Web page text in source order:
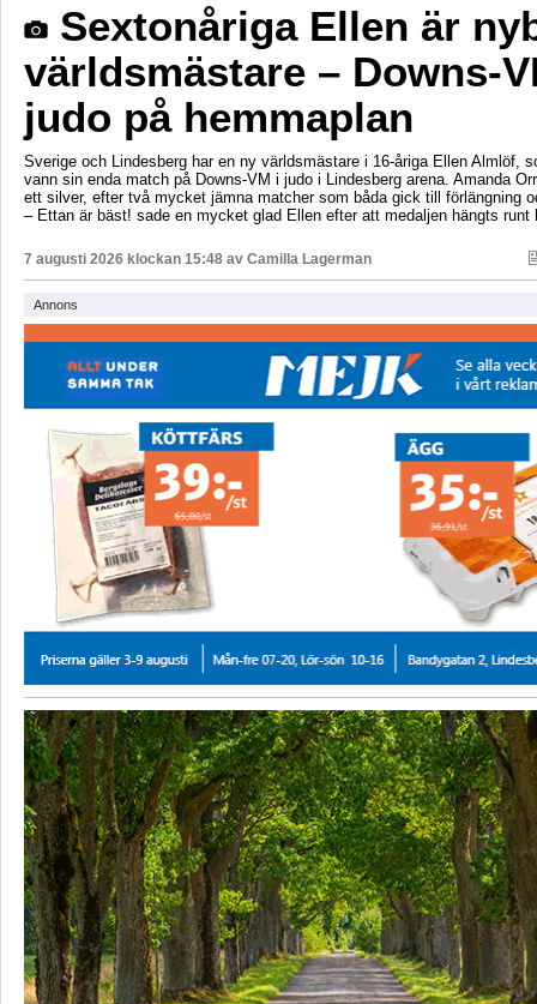
Sextonåriga Ellen är
världsmästare – Downs-
judo på hemmaplan
Sverige och Lindesberg har en ny världsmästare i 16-åriga Ellen Almlöf,
vann sin enda match på Downs-VM i judo i Lindesberg arena. Amanda
ett silver, efter två mycket jämna matcher som båda gick till förlängning
– Ettan är bäst! sade en mycket glad Ellen efter att medaljen hängts runt
7 augusti 2026 klockan 15:48 av Camilla Lagerman
Annons